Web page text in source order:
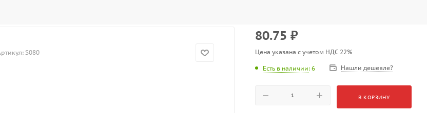
S080
80.75 ₽
Цена указана с учетом НДС 22%
Есть в наличии: 6 Нашли дешевле?
В КОРЗИНУ